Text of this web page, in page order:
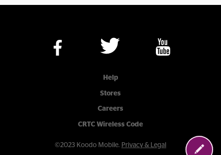
Help
Stores
Careers
CRTC Wireless Code
©2023 Koodo Mobile. Privacy & Legal